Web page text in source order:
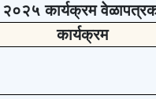
२०२५कार्यक्रम
कार्यक्रम